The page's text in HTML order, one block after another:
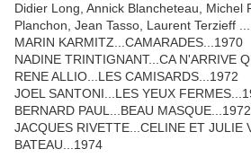
Didier Long, Annick Blancheteau, Michel
Planchon, Jean Tasso, Laurent Terzieff ...
MARIN KARMITZ...CAMARADES...1970
NADINE TRINTIGNANT...CA N'ARRIVE
RENE ALLIO...LES CAMISARDS...1972
JOEL SANTONI...LES YEUX
BERNARD PAUL...BEAU MASQUE...1972
JACQUES RIVETTE...CELINE ET JULIE
BATEAU...1974